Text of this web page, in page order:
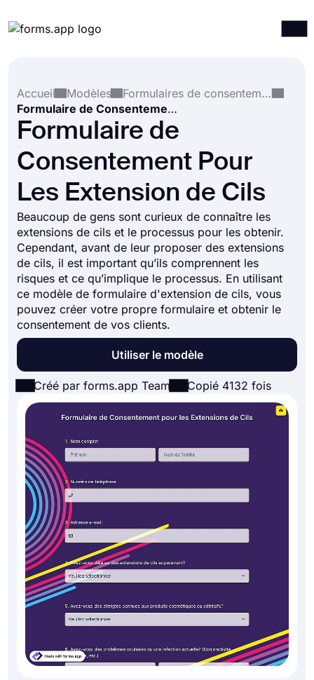
Intégrations
Modèles
Ressources
Accueil
Modèles
Formulaires de consentement
Formulaire de Consentement Pour Les Extension de Cils
Formulaire de
Consentement Pour
Les Extension de Cils
Beaucoup de gens sont curieux de connaître les
extensions de cils et le processus pour les obtenir.
Cependant, avant de leur proposer des extensions
de cils, il est important qu’ils comprennent les
risques et ce qu’implique le processus. En utilisant
ce modèle de formulaire d'extension de cils, vous
pouvez créer votre propre formulaire et obtenir le
consentement de vos clients.
Utiliser le modèle
Créé par forms.app Team Copié 4132 fois